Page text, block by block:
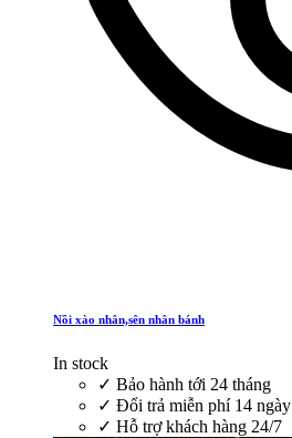
Nồi xào nhân,sên nhân bánh
In stock
✓ Bảo hành tới 24 tháng
✓ Đổi trả miễn phí 14 ngày
✓ Hỗ trợ khách hàng 24/7